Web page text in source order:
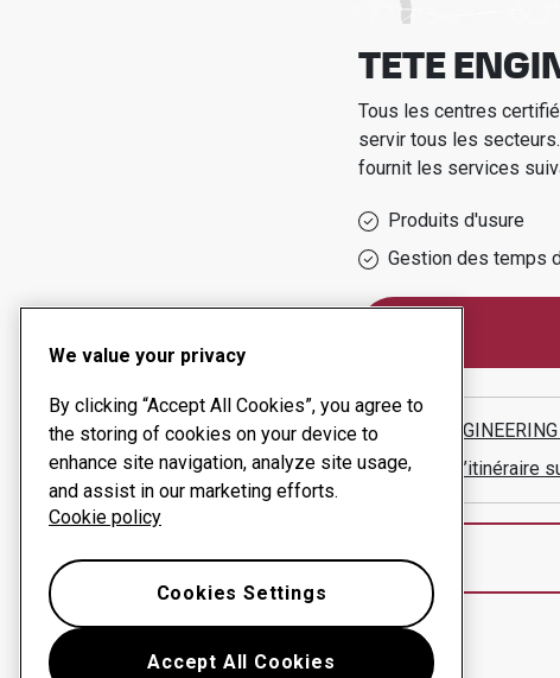
TETE
Tous les centres
servir tous les secteurs.
fournit les services
Produits d'usure
Gestion des temps
TETE
Afficher l’itinéraire
We value your privacy
By clicking “Accept All Cookies”, you agree to
the storing of cookies on your device to
enhance site navigation, analyze site usage,
and assist in our marketing efforts.
Cookie policy
Accept All Cookies
Cookies Settings